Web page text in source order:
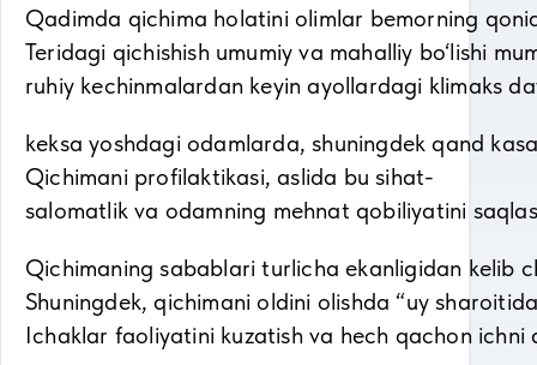
Qadimda qichima holatini olimlar bemorning
Teridagi qichishish umumiy va mahalliy bo‘lishi
ruhiy kechinmalardan keyin ayollardagi klimaks
keksa yoshdagi odamlarda, shuningdek qand
Qichimani profilaktikasi, aslida bu sihat-
salomatlik va odamning mehnat qobiliyatini
Qichimaning sabablari turlicha ekanligidan kelib
Shuningdek, qichimani oldini olishda “uy
Ichaklar faoliyatini kuzatish va hech qachon